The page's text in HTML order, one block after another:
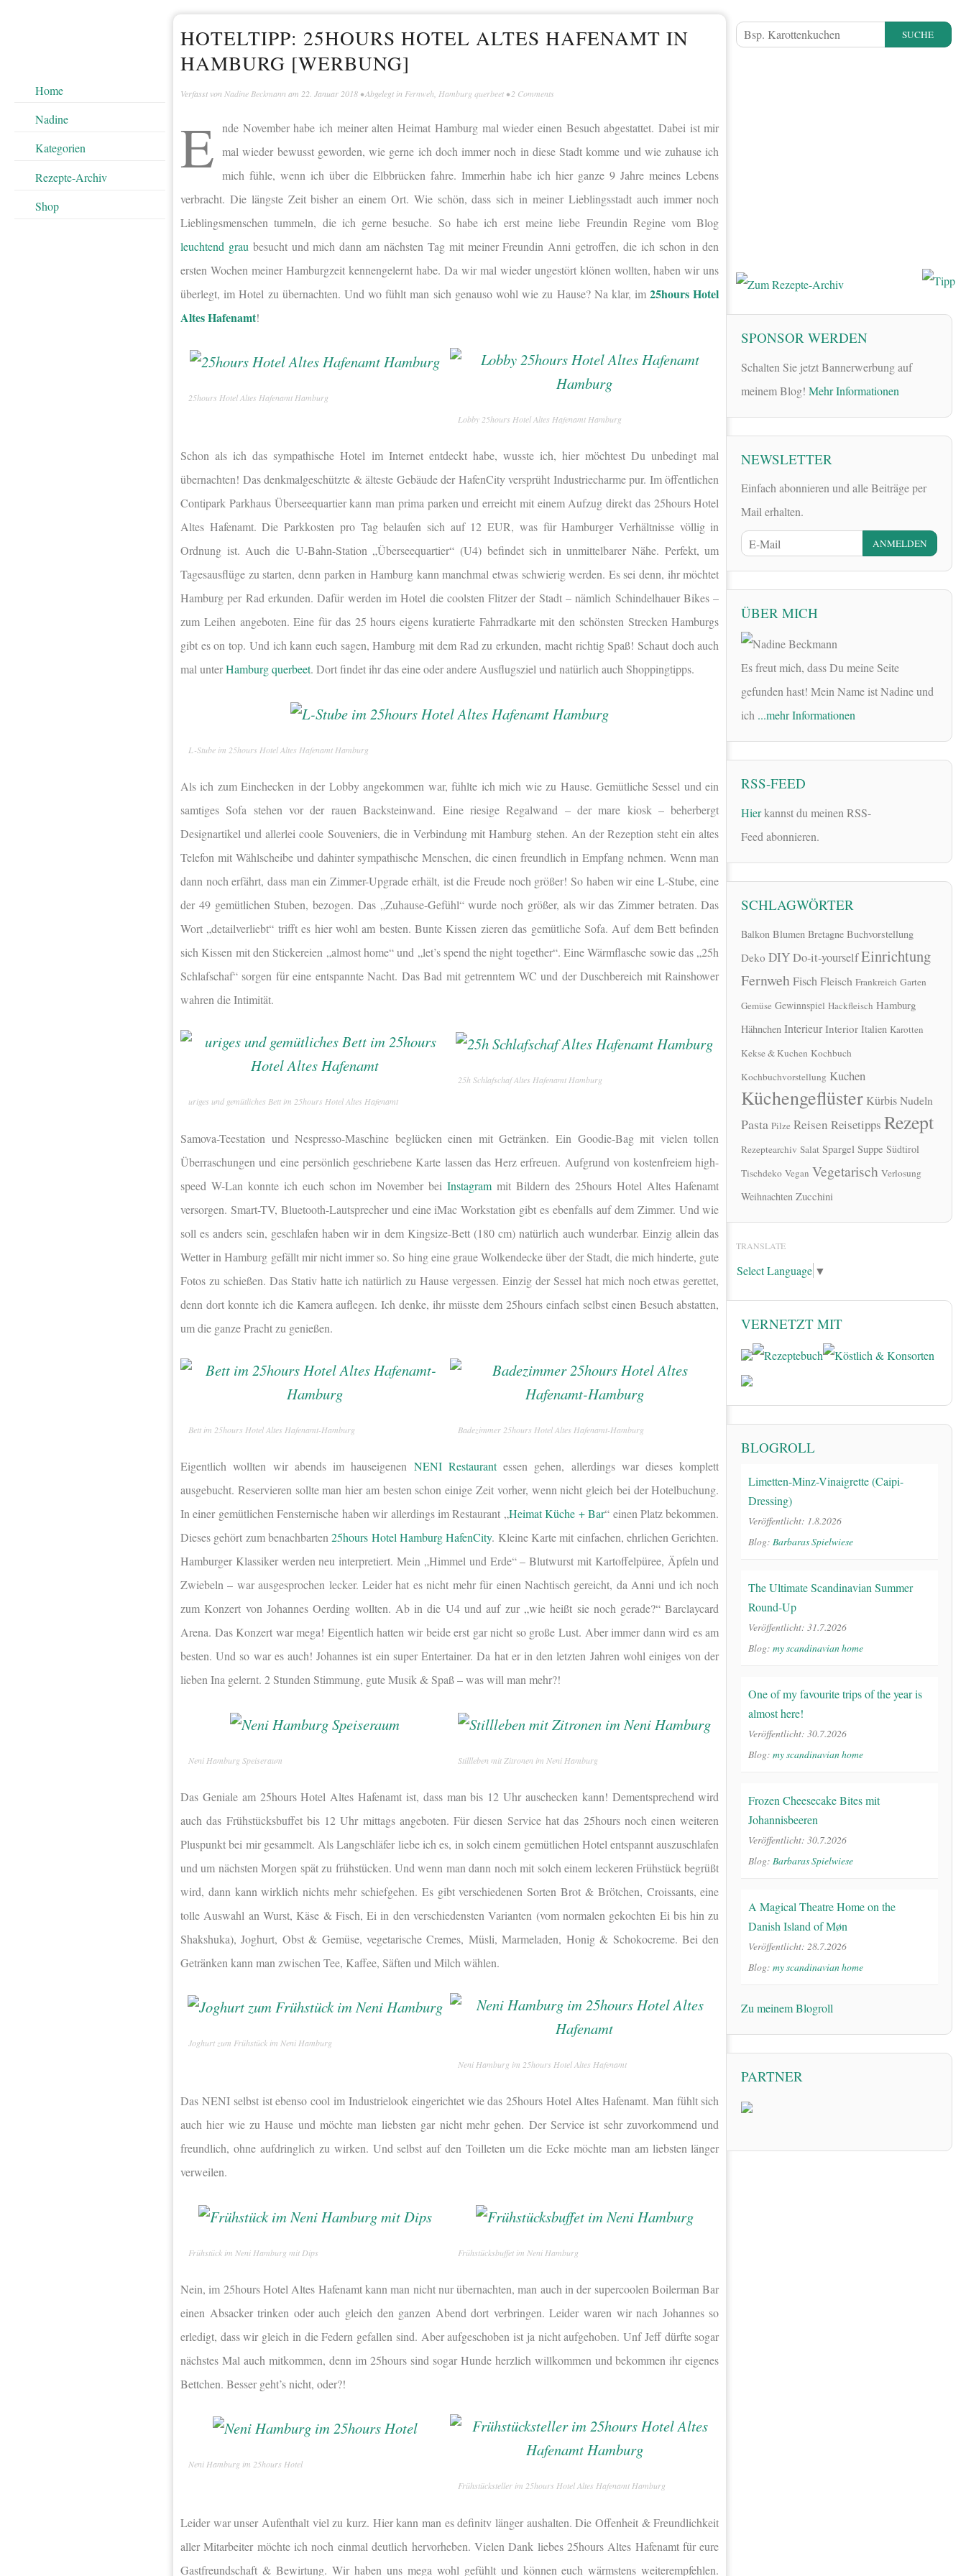
Home
Nadine
Kategorien
Rezepte-Archiv
Shop
HOTELTIPP: 25HOURS HOTEL ALTES HAFENAMT IN
HAMBURG [WERBUNG]
Verfasst von Nadine Beckmann am 22. Januar 2018 • Abgelegt in Fernweh, Hamburg querbeet •2 Comments
E nde November habe ich meiner alten Heimat Hamburg mal wieder einen Besuch abgestattet. Dabei ist mir
mal wieder bewusst geworden, wie gerne ich doch immer noch in diese Stadt komme und wie zuhause ich
mich fühle, wenn ich über die Elbbrücken fahre. Immerhin habe ich hier ganze 9 Jahre meines Lebens
verbracht. Die längste Zeit bisher an einem Ort. Wie schön, dass sich in meiner Lieblingsstadt auch immer noch
Lieblingsmenschen tummeln, die ich gerne besuche. So habe ich erst meine liebe Freundin Regine vom Blog
leuchtend grau besucht und mich dann am nächsten Tag mit meiner Freundin Anni getroffen, die ich schon in den
ersten Wochen meiner Hamburgzeit kennengelernt habe. Da wir mal wieder ungestört klönen wollten, haben wir uns
überlegt, im Hotel zu übernachten. Und wo fühlt man sich genauso wohl wie zu Hause? Na klar, im25hours Hotel
Altes Hafenamt!
25hours Hotel Altes Hafenamt Hamburg
Lobby 25hours Hotel Altes Hafenamt Hamburg
Schon als ich das sympathische Hotel im Internet entdeckt habe, wusste ich, hier möchtest Du unbedingt mal
übernachten! Das denkmalgeschützte & älteste Gebäude der HafenCity versprüht Industriecharme pur. Im öffentlichen
Contipark Parkhaus Überseequartier kann man prima parken und erreicht mit einem Aufzug direkt das 25hours Hotel
Altes Hafenamt. Die Parkkosten pro Tag belaufen sich auf 12 EUR, was für Hamburger Verhältnisse völlig in
Ordnung ist. Auch die U-Bahn-Station „Überseequartier“ (U4) befindet sich in unmittelbarer Nähe. Perfekt, um
Tagesausflüge zu starten, denn parken in Hamburg kann manchmal etwas schwierig werden. Es sei denn, ihr möchtet
Hamburg per Rad erkunden. Dafür werden im Hotel die coolsten Flitzer der Stadt – nämlich Schindelhauer Bikes –
zum Leihen angeboten. Eine für das 25 hours eigens kuratierte Fahrradkarte mit den schönsten Strecken Hamburgs
gibt es on top. Und ich kann euch sagen, Hamburg mit dem Rad zu erkunden, macht richtig Spaß! Schaut doch auch
mal unterHamburg querbeet. Dort findet ihr das eine oder andere Ausflugsziel und natürlich auch Shoppingtipps.
L-Stube im 25hours Hotel Altes Hafenamt Hamburg
Als ich zum Einchecken in der Lobby angekommen war, fühlte ich mich wie zu Hause. Gemütliche Sessel und ein
samtiges Sofa stehen vor der rauen Backsteinwand. Eine riesige Regalwand – der mare kiosk – beherbergt
Designartikel und allerlei coole Souveniers, die in Verbindung mit Hamburg stehen. An der Rezeption steht ein altes
Telefon mit Wählscheibe und dahinter sympathische Menschen, die einen freundlich in Empfang nehmen. Wenn man
dann noch erfährt, dass man ein Zimmer-Upgrade erhält, ist die Freude noch größer! So haben wir eine L-Stube, eine
der 49 gemütlichen Stuben, bezogen. Das „Zuhause-Gefühl“ wurde noch größer, als wir das Zimmer betraten. Das
Wort „detailverliebt“ trifft es hier wohl am besten. Bunte Kissen zieren das gemütliche Sofa. Auf dem Bett befinden
sich Kissen mit den Stickereien „almost home“ und „let’s spend the night together“. Eine Wärmflasche sowie das „25h
Schlafschaf“ sorgen für eine entspannte Nacht. Das Bad mit getrenntem WC und der Duschbereich mit Rainshower
wahren die Intimität.
uriges und gemütliches Bett im 25hours Hotel Altes Hafenamt
25h Schlafschaf Altes Hafenamt Hamburg
Samova-Teestation und Nespresso-Maschine beglücken einen mit Getränken. Ein Goodie-Bag mit vielen tollen
Überraschungen und eine persönlich geschriebene Karte lassen das Herz erfreuen. Aufgrund von kostenfreiem high-
speed W-Lan konnte ich euch schon im November beiInstagram mit Bildern des 25hours Hotel Altes Hafenamt
versorgen. Smart-TV, Bluetooth-Lautsprecher und eine iMac Workstation gibt es ebenfalls auf dem Zimmer. Und wie
soll es anders sein, geschlafen haben wir in dem Kingsize-Bett (180 cm) natürlich auch wunderbar. Einzig allein das
Wetter in Hamburg gefällt mir nicht immer so. So hing eine graue Wolkendecke über der Stadt, die mich hinderte, gute
Fotos zu schießen. Das Stativ hatte ich natürlich zu Hause vergessen. Einzig der Sessel hat mich noch etwas gerettet,
denn dort konnte ich die Kamera auflegen. Ich denke, ihr müsste dem 25hours einfach selbst einen Besuch abstatten,
um die ganze Pracht zu genießen.
Bett im 25hours Hotel Altes Hafenamt-Hamburg Badezimmer 25hours Hotel Altes Hafenamt-Hamburg
Eigentlich wollten wir abends im hauseigenen NENI Restaurantessen gehen, allerdings war dieses komplett
ausgebucht. Reservieren sollte man hier am besten schon einige Zeit vorher, wenn nicht gleich bei der Hotelbuchung.
In einer gemütlichen Fensternische haben wir allerdings im Restaurant „Heimat Küche + Bar“ einen Platz bekommen.
Dieses gehört zum benachbarten25hours Hotel Hamburg HafenCity. Kleine Karte mit einfachen, ehrlichen Gerichten.
Hamburger Klassiker werden neu interpretiert. Mein „Himmel und Erde“ – Blutwurst mit Kartoffelpüree, Äpfeln und
Zwiebeln – war ausgesprochen lecker. Leider hat es nicht mehr für einen Nachtisch gereicht, da Anni und ich noch
zum Konzert von Johannes Oerding wollten. Ab in die U4 und auf zur „wie heißt sie noch gerade?“ Barclaycard
Arena. Das Konzert war mega! Eigentlich hatten wir beide erst gar nicht so große Lust. Aber immer dann wird es am
besten. Und so war es auch! Johannes ist ein super Entertainer. Da hat er in den letzten Jahren wohl einiges von der
lieben Ina gelernt. 2 Stunden Stimmung, gute Musik & Spaß – was will man mehr?!
Neni Hamburg Speiseraum Stillleben mit Zitronen im Neni Hamburg
Das Geniale am 25hours Hotel Altes Hafenamt ist, dass man bis 12 Uhr auschecken kann! Dementsprechend wird
auch das Frühstücksbuffet bis 12 Uhr mittags angeboten. Für diesen Service hat das 25hours noch einen weiteren
Pluspunkt bei mir gesammelt. Als Langschläfer liebe ich es, in solch einem gemütlichen Hotel entspannt auszuschlafen
und um nächsten Morgen spät zu frühstücken. Und wenn man dann noch mit solch einem leckeren Frühstück begrüßt
wird, dann kann wirklich nichts mehr schiefgehen. Es gibt verschiedenen Sorten Brot & Brötchen, Croissants, eine
tolle Auswahl an Wurst, Käse & Fisch, Ei in den verschiedensten Varianten (vom normalen gekochten Ei bis hin zu
Shakshuka), Joghurt, Obst & Gemüse, vegetarische Cremes, Müsli, Marmeladen, Honig & Schokocreme. Bei den
Getränken kann man zwischen Tee, Kaffee, Säften und Milch wählen.
Joghurt zum Frühstück im Neni Hamburg
Neni Hamburg im 25hours Hotel Altes Hafenamt
Das NENI selbst ist ebenso cool im Industrielook eingerichtet wie das 25hours Hotel Altes Hafenamt. Man fühlt sich
auch hier wie zu Hause und möchte man liebsten gar nicht mehr gehen. Der Service ist sehr zuvorkommend und
freundlich, ohne aufdringlich zu wirken. Und selbst auf den Toilleten um die Ecke möchte man am liebsten länger
verweilen.
Frühstück im Neni Hamburg mit Dips Frühstücksbuffet im Neni Hamburg
Nein, im 25hours Hotel Altes Hafenamt kann man nicht nur übernachten, man auch in der supercoolen Boilerman Bar
einen Absacker trinken oder auch gleich den ganzen Abend dort verbringen. Leider waren wir nach Johannes so
erledigt, dass wir gleich in die Federn gefallen sind. Aber aufgeschoben ist ja nicht aufgehoben. Unf Jeff dürfte sogar
nächstes Mal auch mitkommen, denn im 25hours sind sogar Hunde herzlich willkommen und bekommen ihr eigenes
Bettchen. Besser geht’s nicht, oder?!
Neni Hamburg im 25hours Hotel
Frühstücksteller im 25hours Hotel Altes Hafenamt Hamburg
Leider war unser Aufenthalt viel zu kurz. Hier kann man es definitv länger aushalten. Die Offenheit & Freundlichkeit
aller Mitarbeiter möchte ich noch einmal deutlich hervorheben. Vielen Dank liebes 25hours Altes Hafenamt für eure
Gastfreundschaft & Bewirtung. Wir haben uns mega wohl gefühlt und können euch wärmstens weiterempfehlen.
SUCHE
SPONSOR WERDEN
Schalten Sie jetzt Bannerwerbung auf
meinem Blog! Mehr Informationen
NEWSLETTER
Einfach abonnieren und alle Beiträge per
Mail erhalten.
ÜBER MICH
Es freut mich, dass Du meine Seite
gefunden hast! Mein Name ist Nadine und
ich ...mehr Informationen
RSS-FEED
Hierkannst du meinen RSS-
Feed abonnieren.
SCHLAGWÖRTER
Balkon Blumen Bretagne Buchvorstellung
Deko DIYDo-it-yourselfEinrichtung
FernwehFischFleisch Frankreich Garten
Gemüse Gewinnspiel Hackfleisch Hamburg
Hähnchen Interieur Interior Italien Karotten
Kekse & Kuchen Kochbuch
Kochbuchvorstellung Kuchen
Küchengeflüster KürbisNudeln
Pasta Pilze Reisen Reisetipps Rezept
Rezeptearchiv Salat Spargel Suppe Südtirol
Tischdeko Vegan Vegetarisch Verlosung
Weihnachten Zucchini
TRANSLATE
Select Language ▼
VERNETZT MIT
BLOGROLL
Limetten-Minz-Vinaigrette (Caipi-
Dressing)
Veröffentlicht: 1.8.2026
Blog: Barbaras Spielwiese
The Ultimate Scandinavian Summer
Round-Up
Veröffentlicht: 31.7.2026
Blog: my scandinavian home
One of my favourite trips of the year is
almost here!
Veröffentlicht: 30.7.2026
Blog: my scandinavian home
Frozen Cheesecake Bites mit
Johannisbeeren
Veröffentlicht: 30.7.2026
Blog: Barbaras Spielwiese
A Magical Theatre Home on the
Danish Island of Møn
Veröffentlicht: 28.7.2026
Blog: my scandinavian home
Zu meinem Blogroll
PARTNER